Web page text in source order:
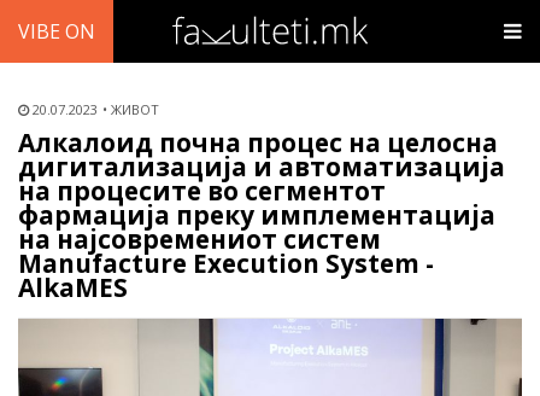
VIBE ON
20.07.2023 ЖИВОТ
Алкалоид почна процес на целосна
дигитализација и автоматизација
на процесите во сегментот
фармација преку имплементација
на најсовремениот систем
Manufacture Execution System -
AlkaMES